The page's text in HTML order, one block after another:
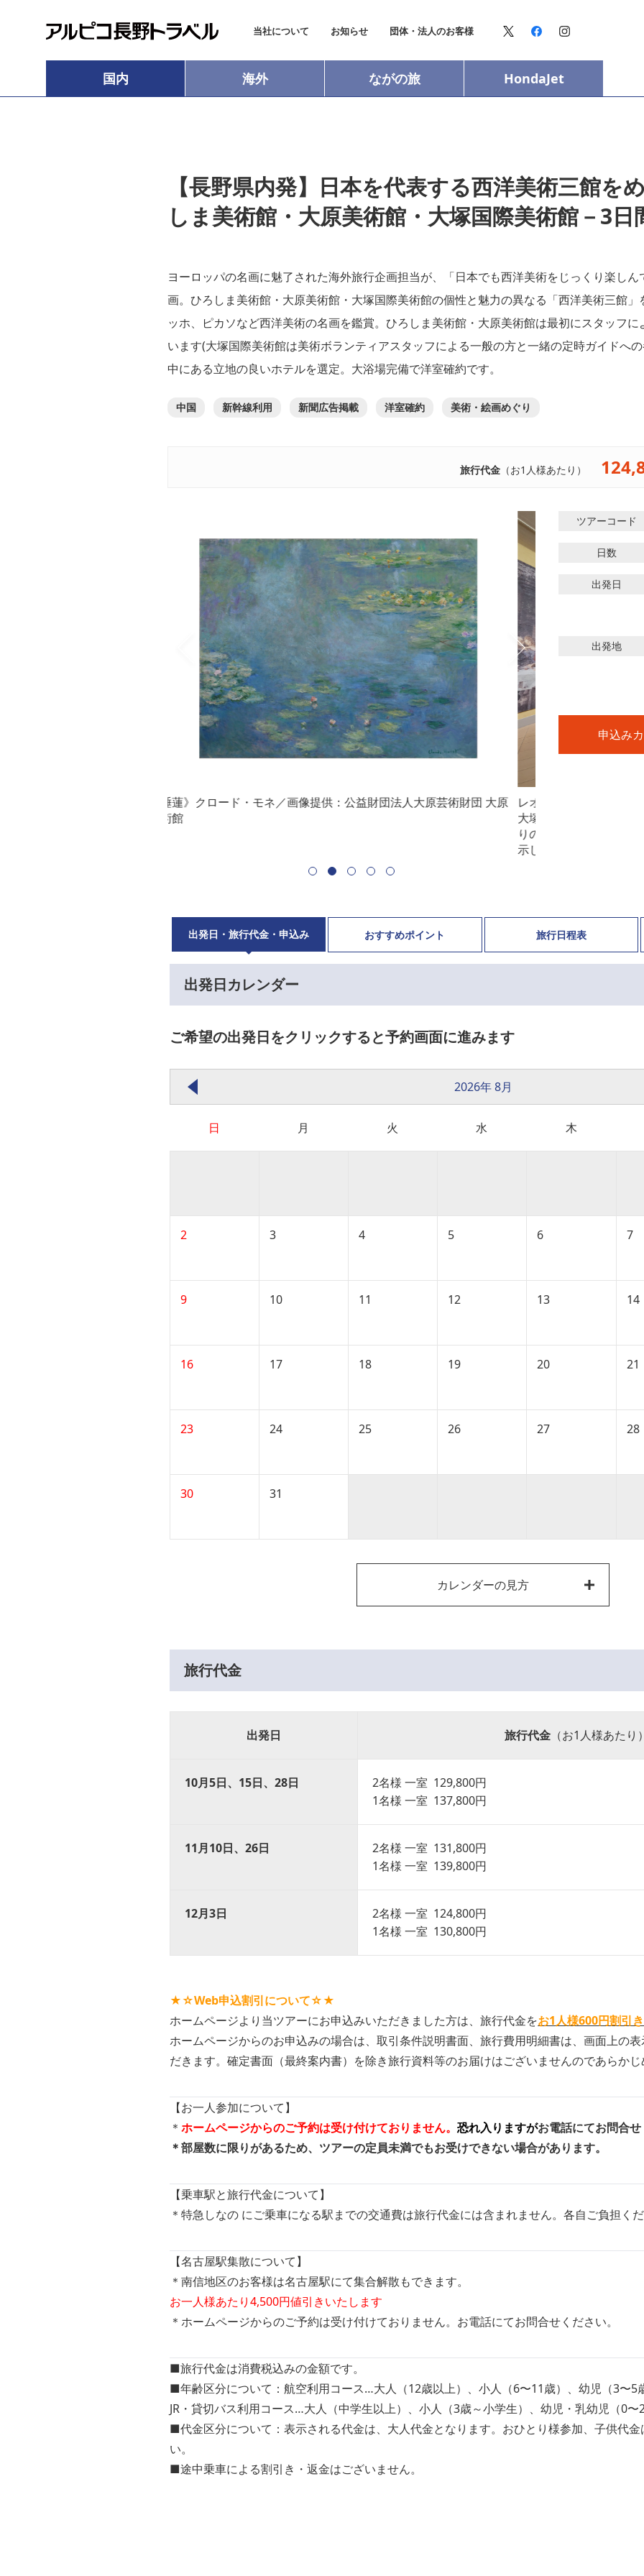
当社について お知らせ 団体・法人のお客様
国内 海外 ながの旅 HondaJet
【長野県内発】日本を代表する西洋美術三館を
しま美術館・大原美術館・大塚国際美術館－3日
ヨーロッパの名画に魅了された海外旅行企画担当が、「日本でも西洋美術をじっくり楽し
画。ひろしま美術館・大原美術館・大塚国際美術館の個性と魅力の異なる「西洋美術三館
ッホ、ピカソなど西洋美術の名画を鑑賞。ひろしま美術館・大原美術館は最初にスタッフ
います(大塚国際美術館は美術ボランティアスタッフによる一般の方と一緒の定時ガイドへ
中にある立地の良いホテルを選定。大浴場完備で洋室確約です。
中国 新幹線利用 新聞広告掲載 洋室確約 美術・絵画めぐり
旅行代金 （お1人様あたり）
レオナルド・ダ・ヴィンチ「最後の晩餐」<修復前><修復後>／写真は
大塚国際美術館の展示作品を撮影したものです。(世界26ヶ国、190余
りの美術館が所蔵する西洋名画1000余点を陶板で原寸大に再現し、展
ツアーコード
日数
出発日
出発地
申込み
出発日・旅行代金・申込み おすすめポイント 旅行日程表
出発日カレンダー
ご希望の出発日をクリックすると予約画面に進みます
2026年 8月
日 月 火 水 木
2 3 4 5 6 7
9 10 11 12 13 14
16 17 18 19 20 21
23 24 25 26 27 28
30 31
カレンダーの見方
旅行代金
出発日 旅行代金（お1人様あたり
10月5日、15日、28日
2名様 一室 129,800円
1名様 一室 137,800円
11月10日、26日
2名様 一室 131,800円
1名様 一室 139,800円
12月3日
2名様 一室 124,800円
1名様 一室 130,800円
★☆Web申込割引について☆★
ホームページより当ツアーにお申込みいただきました方は、旅行代金をお1人様600円割引き
ホームページからのお申込みの場合は、取引条件説明書面、旅行費用明細書は、画面上の
だきます。確定書面（最終案内書）を除き旅行資料等のお届けはございませんのであらか
【お一人参加について】
＊ホームページからのご予約は受け付けておりません。恐れ入りますがお電話にてお問合
＊部屋数に限りがあるため、ツアーの定員未満でもお受けできない場合があります。
【乗車駅と旅行代金について】
＊特急しなの にご乗車になる駅までの交通費は旅行代金には含まれません。各自ご負担く
【名古屋駅集散について】
＊南信地区のお客様は名古屋駅にて集合解散もできます。
お一人様あたり4,500円値引きいたします
＊ホームページからのご予約は受け付けておりません。お電話にてお問合せください。
■旅行代金は消費税込みの金額です。
■年齢区分について：航空利用コース…大人（12歳以上）、小人（6〜11歳）、幼児（3〜5
JR・貸切バス利用コース…大人（中学生以上）、小人（3歳～小学生）、幼児・乳幼児（0〜
■代金区分について：表示される代金は、大人代金となります。おひとり様参加、子供代
い。
■途中乗車による割引き・返金はございません。